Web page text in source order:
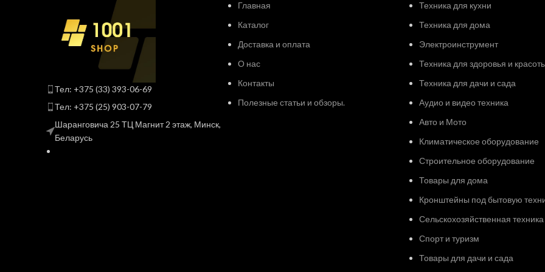
Тел: +375 (33) 393-06-69
Тел: +375 (25) 903-07-79
Шаранговича 25 ТЦ Магнит 2 этаж, Минск,
Беларусь
Главная
Каталог
Доставка и оплата
О нас
Контакты
Полезные статьи и обзоры.
Техника для кухни
Техника для дома
Электроинструмент
Техника для здоровья и
Техника для дачи и сада
Аудио и видео техника
Авто и Мото
Климатическое оборудование
Строительное оборудование
Товары для дома
Кронштейны под бытовую
Сельскохозяйственная техника
Спорт и туризм
Товары для дачи и сада